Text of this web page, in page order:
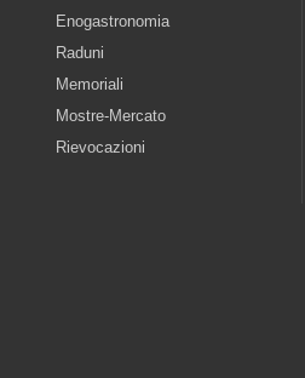
Enogastronomia
Raduni
Memoriali
Mostre-Mercato
Rievocazioni